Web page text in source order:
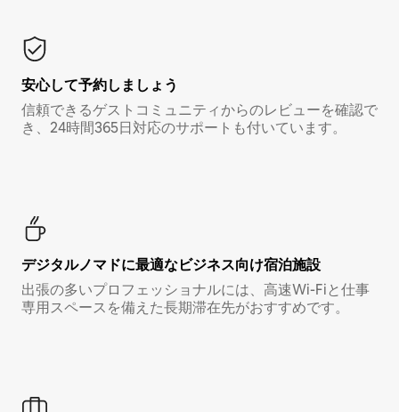
安心して予約しましょう
信頼できるゲストコミュニティからのレビューを確認で
き、24時間365日対応のサポートも付いています。
デジタルノマド⁠に最⁠適⁠なビ⁠ジ⁠ネ⁠ス⁠向⁠け宿⁠泊⁠施⁠設
出張の多いプロフェッショナルには、高速Wi-Fiと仕事
専用スペースを備えた長期滞在先がおすすめです。